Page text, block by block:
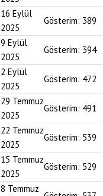
16 Eylül
2025
Gösterim: 389
9 Eylül
2025
Gösterim: 394
2 Eylül
2025
Gösterim: 472
29 Temmuz
2025
Gösterim: 491
22 Temmuz
2025
Gösterim: 539
15 Temmuz
2025
Gösterim: 529
8 Temmuz